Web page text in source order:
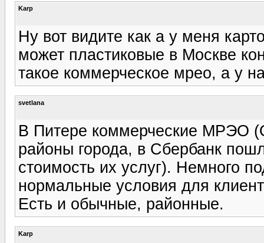
Karp
Ну вот видите как а у меня
может пластиковые в Москве
такое коммерческое мрео, а у
svetlana
В Питере коммерческие МРЭО
районы города, в Сбербанк
стоимость их услуг). Немного
нормальные условия для
Есть и обычные, районные.
Karp